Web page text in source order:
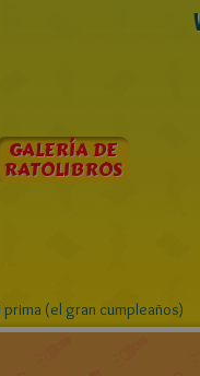
GALERÍA DE
RATOLIBROS
prima (el gran cumpleaños)